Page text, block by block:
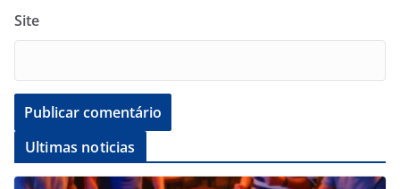
Site
Ultimas noticias